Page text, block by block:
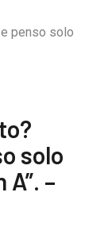
penso solo
solo
–